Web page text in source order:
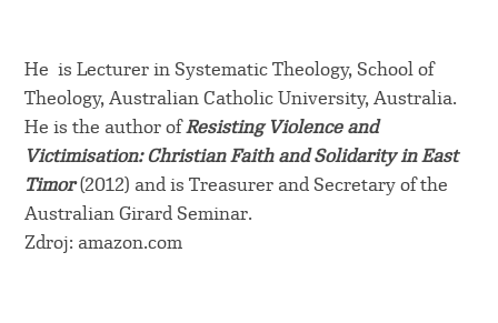
He is Lecturer in Systematic Theology, School of
Theology, Australian Catholic University, Australia.
He is the author ofResisting Violence and
Victimisation: Christian Faith and Solidarity in East
Timor(2012) and is Treasurer and Secretary of the
Australian Girard Seminar.
Zdroj: amazon.com